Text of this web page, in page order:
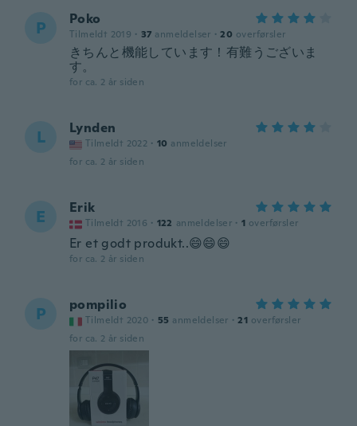
P Poko
Tilmeldt 2019 · 37 anmeldelser · 20 overførsler
きちんと機能しています！有難うございま
す。
for ca. 2 år siden
L Lynden
Tilmeldt 2022 · 10 anmeldelser
for ca. 2 år siden
E Erik
Tilmeldt 2016 · 122 anmeldelser · 1 overførsler
Er et godt produkt..😄😄😄
for ca. 2 år siden
P pompilio
Tilmeldt 2020 · 55 anmeldelser · 21 overførsler
for ca. 2 år siden